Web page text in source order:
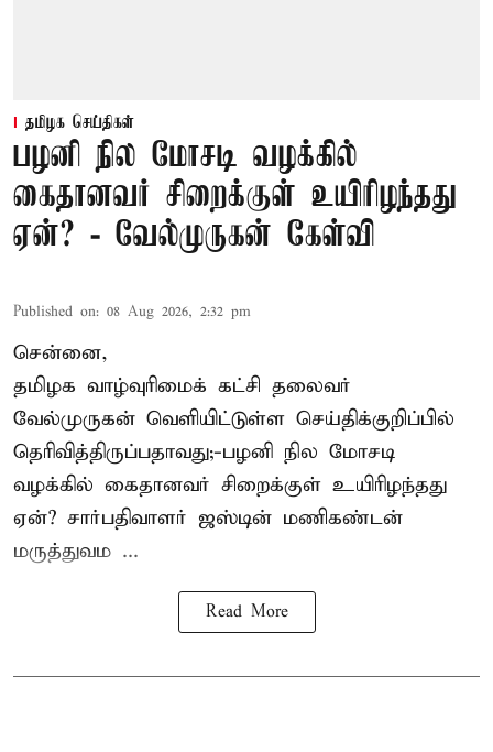
தமிழக செய்திகள்
பழனி நில மோசடி வழக்கில்
கைதானவர் சிறைக்குள் உயிரிழந்தது
ஏன்? - வேல்முருகன் கேள்வி
Published on: 08 Aug 2026, 2:32 pm
சென்னை,
தமிழக வாழ்வுரிமைக் கட்சி தலைவர்
வேல்முருகன் வெளியிட்டுள்ள செய்திக்குறிப்பில்
தெரிவித்திருப்பதாவது;-பழனி நில மோசடி
வழக்கில் கைதானவர் சிறைக்குள் உயிரிழந்தது
ஏன்? சார்பதிவாளர் ஜஸ்டின் மணிகண்டன்
மருத்துவம ...
Read More